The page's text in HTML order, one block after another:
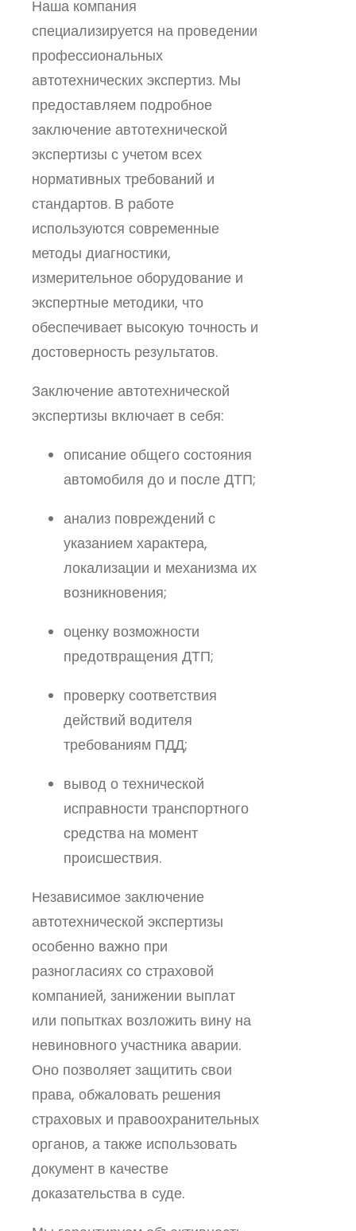
Наша компания
специализируется на проведении
профессиональных
автотехнических экспертиз. Мы
предоставляем подробное
заключение автотехнической
экспертизы с учетом всех
нормативных требований и
стандартов. В работе
используются современные
методы диагностики,
измерительное оборудование и
экспертные методики, что
обеспечивает высокую точность и
достоверность результатов.
Заключение автотехнической
экспертизы включает в себя:
описание общего состояния
автомобиля до и после ДТП;
анализ повреждений с
указанием характера,
локализации и механизма их
возникновения;
оценку возможности
предотвращения ДТП;
проверку соответствия
действий водителя
требованиям ПДД;
вывод о технической
исправности транспортного
средства на момент
происшествия.
Независимое заключение
автотехнической экспертизы
особенно важно при
разногласиях со страховой
компанией, занижении выплат
или попытках возложить вину на
невиновного участника аварии.
Оно позволяет защитить свои
права, обжаловать решения
страховых и правоохранительных
органов, а также использовать
документ в качестве
доказательства в суде.